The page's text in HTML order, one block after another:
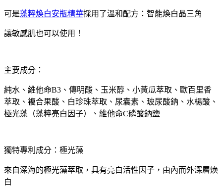
可是藻粹煥白安瓶精華採用了溫和配方：智能煥白晶三角
讓敏感肌也可以使用！
主要成分：
純水、維他命B3、傳明酸、玉米醇、小黃瓜萃取、歐百里香
萃取、複合果酸、白珍珠萃取、尿囊素、玻尿酸鈉、水楊酸、
極光藻（藻粹亮白因子）、維他命C磷酸鈉鹽
獨特專利成分：極光藻
來自深海的極光藻萃取，具有亮白活性因子，由內而外深層煥
白